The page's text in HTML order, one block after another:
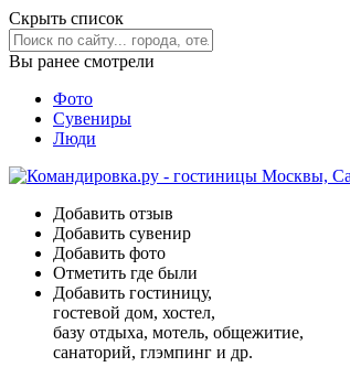
Скрыть список
Вы ранее смотрели
Фото
Сувениры
Люди
Добавить отзыв
Добавить сувенир
Добавить фото
Отметить где были
Добавить гостиницу,
гостевой дом, хостел,
базу отдыха, мотель, общежитие,
санаторий, глэмпинг и др.